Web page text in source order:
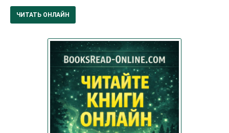
ЧИТАТЬ ОНЛАЙН